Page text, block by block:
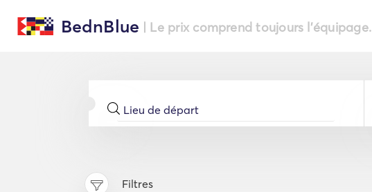
BednBlue | Le prix comprend toujours l'équipage.
Filtres